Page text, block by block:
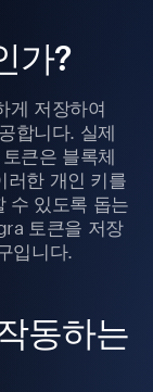
가?
게 저장하여
합니다. 실제
큰은 블록체
러한 개인 키를
수 있도록 돕는
토큰을 저장
입니다.
동하는